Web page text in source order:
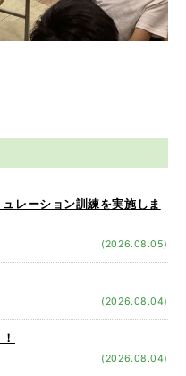
レーション訓練を実施しま
(2026.08.05)
(2026.08.04)
(2026.08.04)